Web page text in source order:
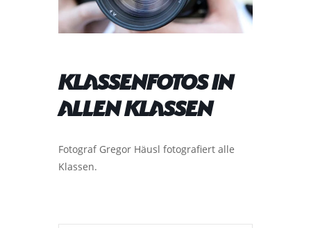
Klassenfotos in
allen Klassen
Fotograf Gregor Häusl fotografiert alle
Klassen.